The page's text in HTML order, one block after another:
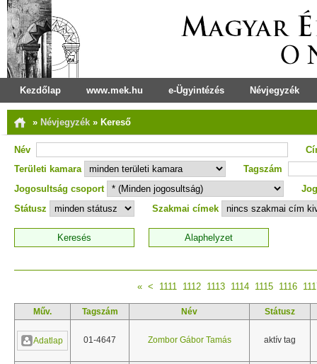
Kezdőlap www.mek.hu e-Ügyintézés Névjegyzék
» Névjegyzék » Kereső
Név
Területi kamara
Tagszám
Jogosultság csoport
Státusz
Szakmai címek
« < 1111 1112 1113 1114 1115 1116
Műv. Tagszám Név Státusz
Adatlap 01-4647 Zombor Gábor Tamás aktív tag